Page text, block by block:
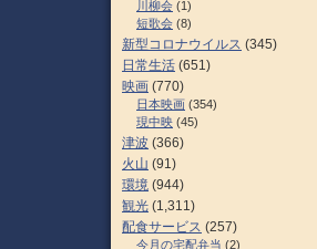
川柳会 (1)
短歌会 (8)
新型コロナウイルス (345)
日常生活 (651)
映画 (770)
日本映画 (354)
現中映 (45)
津波 (366)
火山 (91)
環境 (944)
観光 (1,311)
配食サービス (257)
今月の宅配弁当 (2)